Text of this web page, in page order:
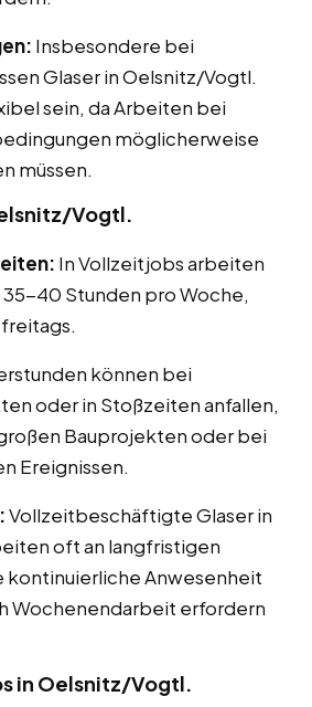
Insbesondere bei
Glaser in Oelsnitz/Vogtl.
sein, da Arbeiten bei
möglicherweise
müssen.
Vogtl.
In Vollzeitjobs arbeiten
35-40 Stunden pro Woche,
können bei
oder in Stoßzeiten anfallen,
Bauprojekten oder bei
Ereignissen.
Vollzeitbeschäftigte Glaser in
oft an langfristigen
kontinuierliche Anwesenheit
Wochenendarbeit erfordern
in Oelsnitz/Vogtl.